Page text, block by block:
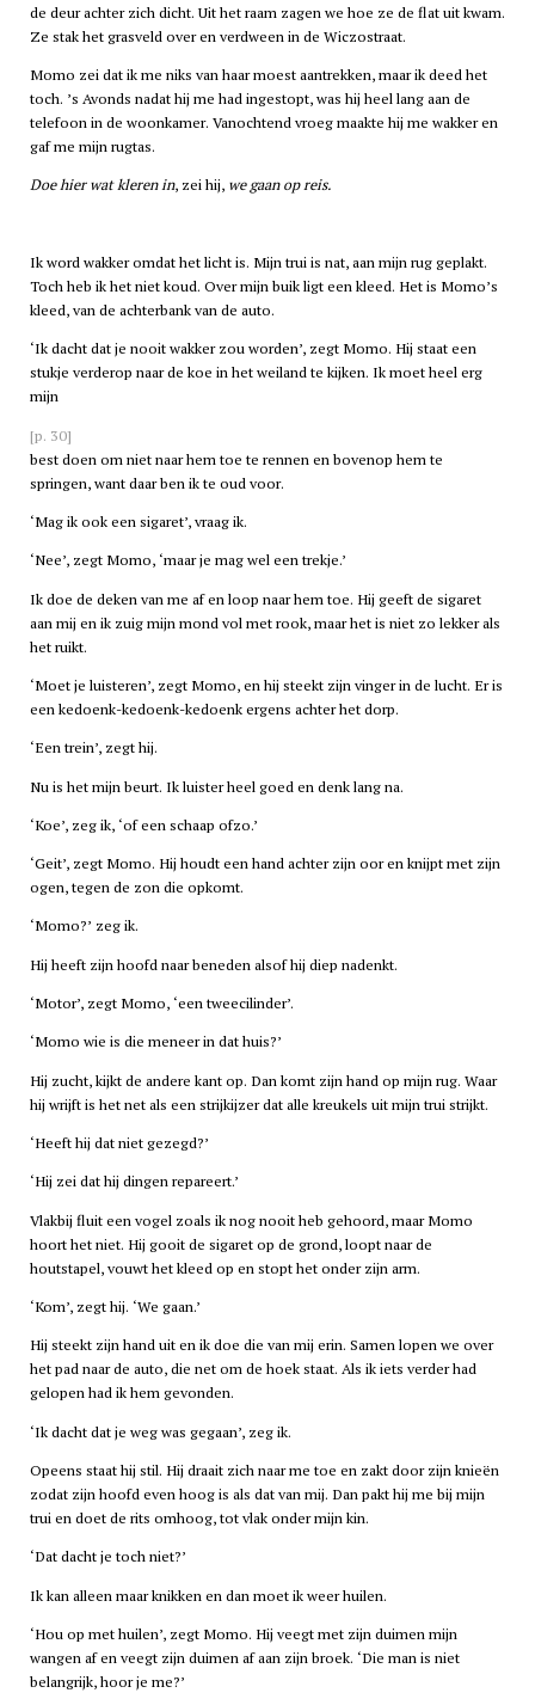
de deur achter zich dicht. Uit het raam zagen we hoe ze de flat uit kwam.
Ze stak het grasveld over en verdween in de Wiczostraat.
Momo zei dat ik me niks van haar moest aantrekken, maar ik deed het
toch. ’s Avonds nadat hij me had ingestopt, was hij heel lang aan de
telefoon in de woonkamer. Vanochtend vroeg maakte hij me wakker en
gaf me mijn rugtas.
Doe hier wat kleren in, zei hij, we gaan op reis.
Ik word wakker omdat het licht is. Mijn trui is nat, aan mijn rug geplakt.
Toch heb ik het niet koud. Over mijn buik ligt een kleed. Het is Momo’s
kleed, van de achterbank van de auto.
‘Ik dacht dat je nooit wakker zou worden’, zegt Momo. Hij staat een
stukje verderop naar de koe in het weiland te kijken. Ik moet heel erg
mijn
[p. 30]
best doen om niet naar hem toe te rennen en bovenop hem te
springen, want daar ben ik te oud voor.
‘Mag ik ook een sigaret’, vraag ik.
‘Nee’, zegt Momo, ‘maar je mag wel een trekje.’
Ik doe de deken van me af en loop naar hem toe. Hij geeft de sigaret
aan mij en ik zuig mijn mond vol met rook, maar het is niet zo lekker als
het ruikt.
‘Moet je luisteren’, zegt Momo, en hij steekt zijn vinger in de lucht. Er is
een kedoenk-kedoenk-kedoenk ergens achter het dorp.
‘Een trein’, zegt hij.
Nu is het mijn beurt. Ik luister heel goed en denk lang na.
‘Koe’, zeg ik, ‘of een schaap ofzo.’
‘Geit’, zegt Momo. Hij houdt een hand achter zijn oor en knijpt met zijn
ogen, tegen de zon die opkomt.
‘Momo?’ zeg ik.
Hij heeft zijn hoofd naar beneden alsof hij diep nadenkt.
‘Motor’, zegt Momo, ‘een tweecilinder’.
‘Momo wie is die meneer in dat huis?’
Hij zucht, kijkt de andere kant op. Dan komt zijn hand op mijn rug. Waar
hij wrijft is het net als een strijkijzer dat alle kreukels uit mijn trui strijkt.
‘Heeft hij dat niet gezegd?’
‘Hij zei dat hij dingen repareert.’
Vlakbij fluit een vogel zoals ik nog nooit heb gehoord, maar Momo
hoort het niet. Hij gooit de sigaret op de grond, loopt naar de
houtstapel, vouwt het kleed op en stopt het onder zijn arm.
‘Kom’, zegt hij. ‘We gaan.’
Hij steekt zijn hand uit en ik doe die van mij erin. Samen lopen we over
het pad naar de auto, die net om de hoek staat. Als ik iets verder had
gelopen had ik hem gevonden.
‘Ik dacht dat je weg was gegaan’, zeg ik.
Opeens staat hij stil. Hij draait zich naar me toe en zakt door zijn knieën
zodat zijn hoofd even hoog is als dat van mij. Dan pakt hij me bij mijn
trui en doet de rits omhoog, tot vlak onder mijn kin.
‘Dat dacht je toch niet?’
Ik kan alleen maar knikken en dan moet ik weer huilen.
‘Hou op met huilen’, zegt Momo. Hij veegt met zijn duimen mijn
wangen af en veegt zijn duimen af aan zijn broek. ‘Die man is niet
belangrijk, hoor je me?’